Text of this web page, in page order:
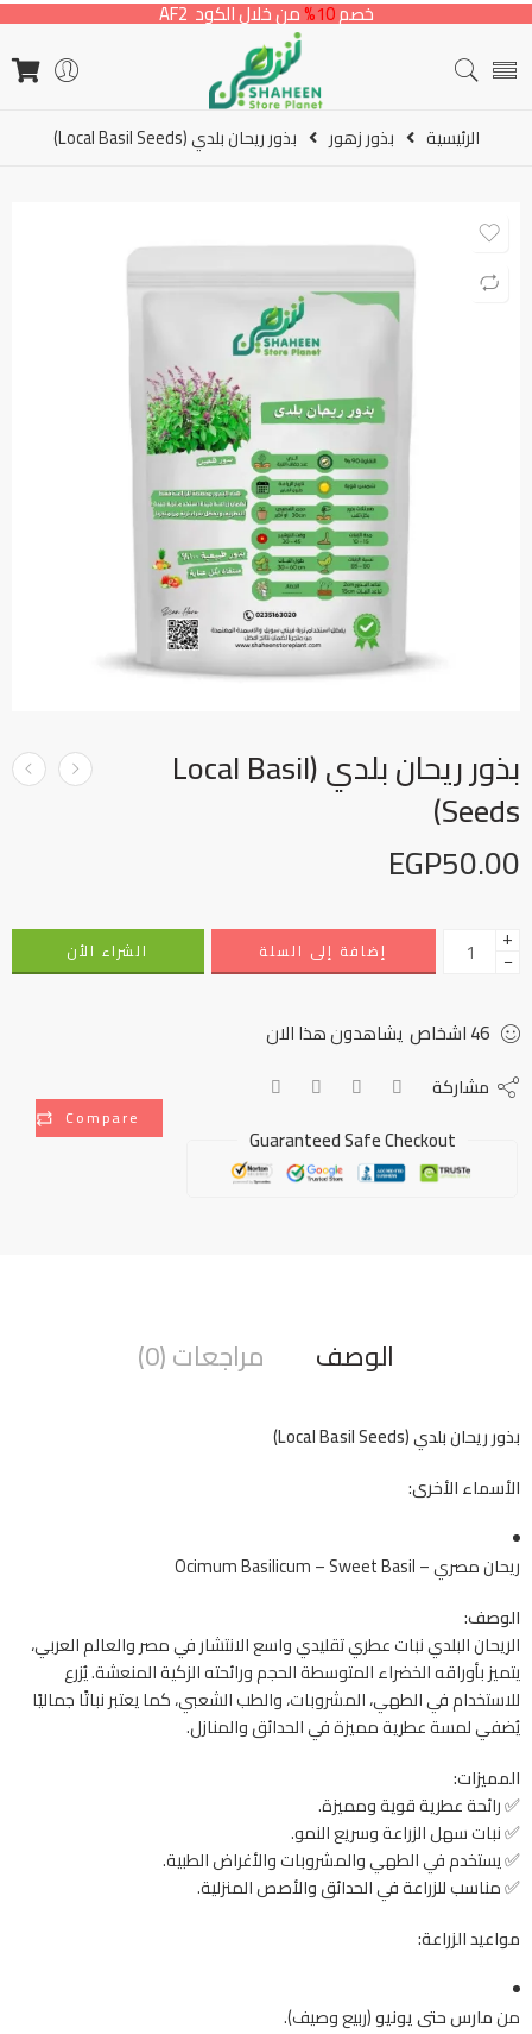
خصم10% من خلال الكود AF2
الرئيسية بذور زهور بذور ريحان بلدي (Local Basil Seeds)
بذور ريحان بلدي (Local Basil
Seeds)
EGP50.00
+
− إضافة إلى السلة الشراء الأن
46اشخاص يشاهدون هذا الان
Compare
مشاركة
Guaranteed Safe Checkout
الوصف مراجعات (0)
بذور ريحان بلدي (Local Basil Seeds)
الأسماء الأخرى:
ريحان مصري – Ocimum Basilicum – Sweet Basil
الوصف:
الريحان البلدي نبات عطري تقليدي واسع الانتشار في مصر والعالم العربي،
يتميز بأوراقه الخضراء المتوسطة الحجم ورائحته الزكية المنعشة. يُزرع
للاستخدام في الطهي، المشروبات، والطب الشعبي، كما يعتبر نباتًا جماليًا
يُضفي لمسة عطرية مميزة في الحدائق والمنازل.
المميزات:
✅ رائحة عطرية قوية ومميزة.
✅ نبات سهل الزراعة وسريع النمو.
✅ يستخدم في الطهي والمشروبات والأغراض الطبية.
✅ مناسب للزراعة في الحدائق والأصص المنزلية.
مواعيد الزراعة:
منمارس حتى يونيو(ربيع وصيف).